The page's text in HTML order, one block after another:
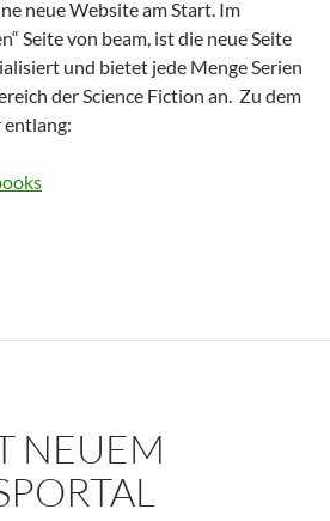
neue Website am Start. Im
Seite von beam, ist die neue Seite
und bietet jede Menge Serien
der Science Fiction an. Zu dem
entlang:
NEUEM